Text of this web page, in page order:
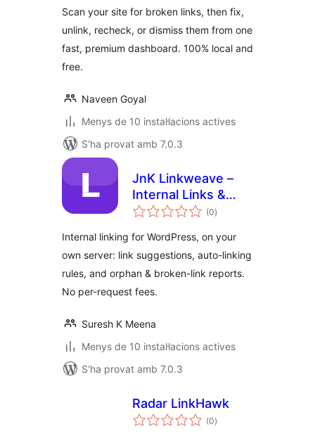
Scan your site for broken links, then fix,
unlink, recheck, or dismiss them from one
fast, premium dashboard. 100% local and
free.
Naveen Goyal
Menys de 10 instal·lacions actives
S'ha provat amb 7.0.3
JnK Linkweave –
Internal Links &
Automatic Internal
(0puntuacions
totals
)
Internal linking for WordPress, on your
own server: link suggestions, auto-linking
rules, and orphan & broken-link reports.
No per-request fees.
Suresh K Meena
Menys de 10 instal·lacions actives
S'ha provat amb 7.0.3
Radar LinkHawk
(0puntuacions
totals
)